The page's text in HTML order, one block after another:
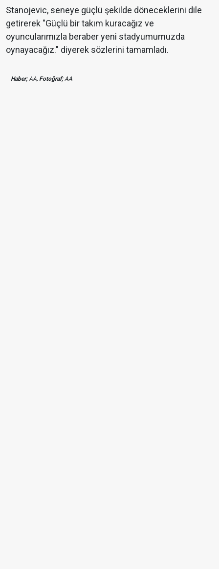
Stanojevic, seneye güçlü şekilde döneceklerini dile
getirerek "Güçlü bir takım kuracağız ve
oyuncularımızla beraber yeni stadyumumuzda
oynayacağız." diyerek sözlerini tamamladı.
Haber;AA, Fotoğraf;AA